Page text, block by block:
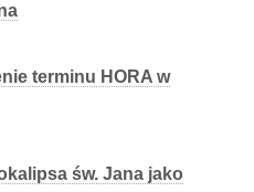
terminu HORA w
św. Jana jako